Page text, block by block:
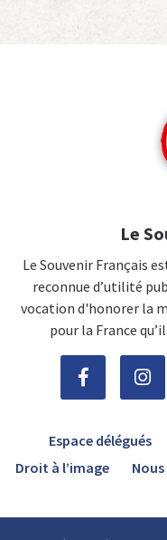
Le
Le Souvenir Français
reconnue d’utilité
vocation d'honorer la
pour la France
Espace délégués
Droit à l’image